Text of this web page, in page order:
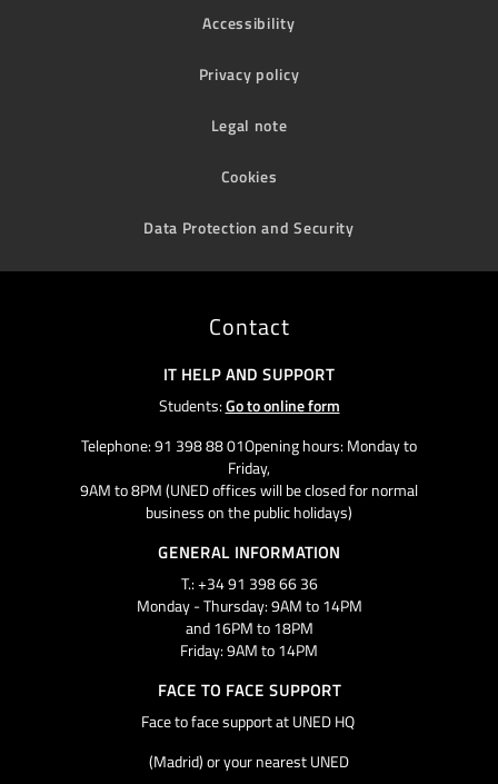
Accessibility
Privacy policy
Legal note
Cookies
Data Protection and Security
Contact
IT HELP AND SUPPORT
Students:Go to online form
Telephone: 91 398 88 01Opening hours: Monday to
Friday,
9AM to 8PM (UNED offices will be closed for normal
business on the public holidays)
GENERAL INFORMATION
T.: +34 91 398 66 36
Monday - Thursday: 9AM to 14PM
and 16PM to 18PM
Friday: 9AM to 14PM
FACE TO FACE SUPPORT
Face to face support at UNED HQ
(Madrid) or your nearest UNED